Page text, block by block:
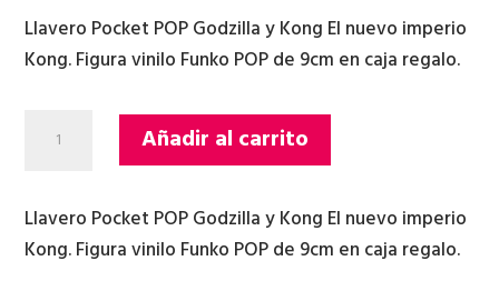
Llavero Pocket POP Godzilla y Kong El nuevo imperio
Kong. Figura vinilo Funko POP de 9cm en caja regalo.
POCKET
GODZILLA
Y
Añadir al carrito
Llavero Pocket POP Godzilla y Kong El nuevo imperio
Kong. Figura vinilo Funko POP de 9cm en caja regalo.